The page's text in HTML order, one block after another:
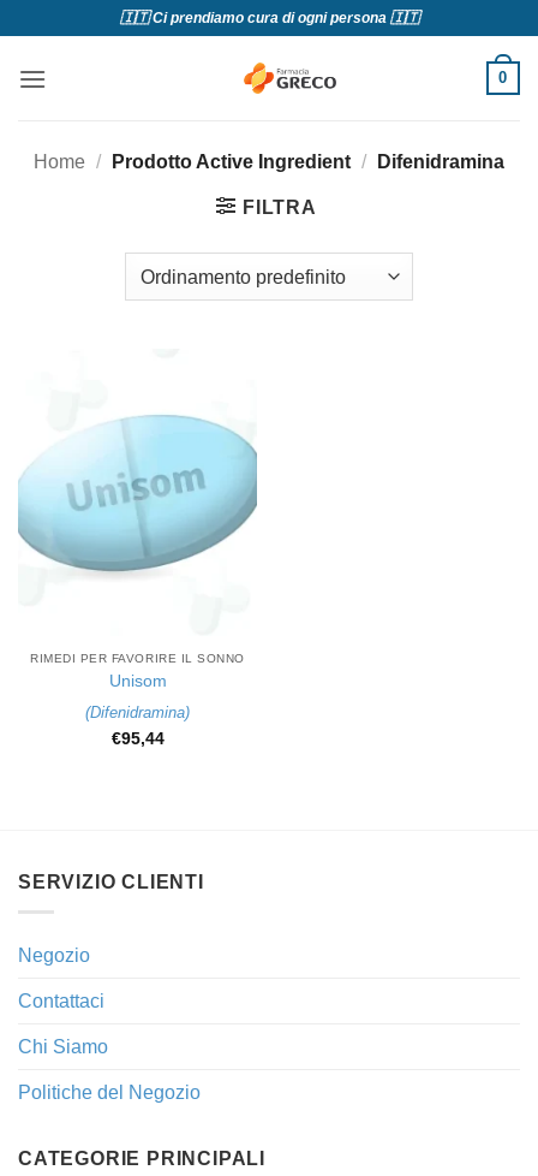
contenuti
🇮🇹 Ci prendiamo cura di ogni persona 🇮🇹
0
Home / Prodotto Active Ingredient / Difenidramina
FILTRA
RIMEDI PER FAVORIRE IL SONNO
Unisom
(Difenidramina)
€95,44
SERVIZIO CLIENTI
Negozio
Contattaci
Chi Siamo
Politiche del Negozio
CATEGORIE PRINCIPALI